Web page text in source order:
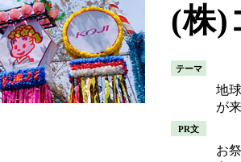
(株)
テーマ
地
が
PR文
お